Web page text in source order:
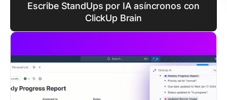
Escribe StandUps por IA asíncronos con
ClickUp Brain